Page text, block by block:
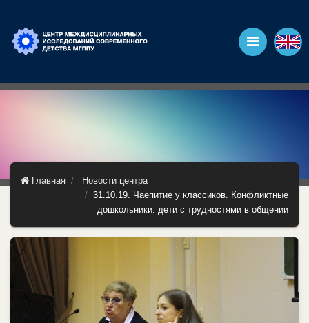
Главная
Новости центра
31.10.19. Чаепитие у классиков. Конфликтные
дошкольники: дети с трудностями в общении